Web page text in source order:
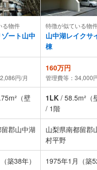
る物件
ート山中
特徴が似ている物
山中湖レイクサ
棟
円/月
160万円
管理費等：34,000
（壁
1LK / 58.5m²（
/ 1階
郡山中湖
山梨県南都留郡
村平野
築38年） 1975年1月（築